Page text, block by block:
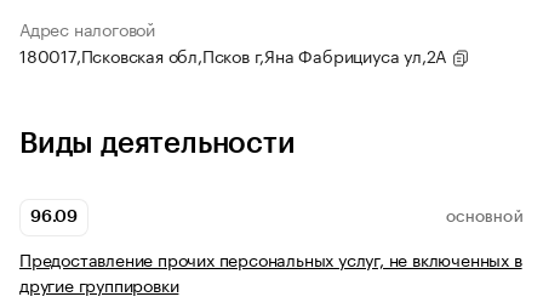
Адрес налоговой
180017,Псковская обл,Псков г,Яна Фабрициуса ул,2А
Виды деятельности
96.09 ОСНОВНОЙ
Предоставление прочих персональных услуг, не включенных в
другие группировки